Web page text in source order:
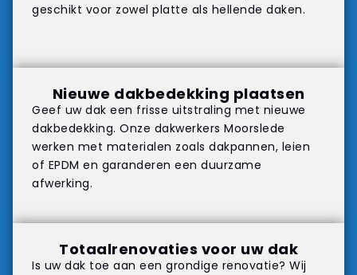
geschikt voor zowel platte als hellende daken.
Nieuwe dakbedekking plaatsen
Geef uw dak een frisse uitstraling met nieuwe
dakbedekking. Onze dakwerkers Moorslede
werken met materialen zoals dakpannen, leien
of EPDM en garanderen een duurzame
afwerking.
Totaalrenovaties voor uw dak
Is uw dak toe aan een grondige renovatie? Wij